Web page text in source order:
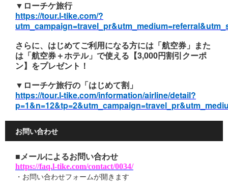
▼ローチケ旅行
https://tour.l-tike.com/?
さらに、はじめてご利用になる方には「航空券」また
は「航空券＋ホテル」で使える【3,000円割引クーポ
ン】をプレゼント！
▼ローチケ旅行の「はじめて割」
https://tour.l-tike.com/information/airline/detail?
お問い合わせ
■メールによるお問い合わせ
https://faq.l-tike.com/contact/0034/
・お問い合わせフォームが開きます